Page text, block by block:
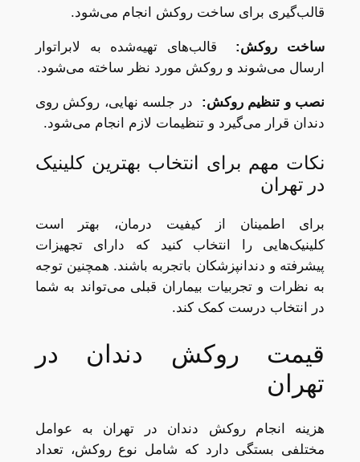
قالب‌گیری برای ساخت روکش انجام می‌شود.
ساخت روکش: قالب‌های تهیه‌شده به لابراتوار
ارسال می‌شوند و روکش مورد نظر ساخته می‌شود.
نصب و تنظیم روکش: در جلسه نهایی، روکش روی
دندان قرار می‌گیرد و تنظیمات لازم انجام می‌شود.
نکات مهم برای انتخاب بهترین کلینیک
در تهران
برای اطمینان از کیفیت درمان، بهتر است
کلینیک‌هایی را انتخاب کنید که دارای تجهیزات
پیشرفته و دندانپزشکان باتجربه باشند. همچنین توجه
به نظرات و تجربیات بیماران قبلی می‌تواند به شما
در انتخاب درست کمک کند.
قیمت روکش دندان در
تهران
هزینه انجام روکش دندان در تهران به عوامل
مختلفی بستگی دارد که شامل نوع روکش، تعداد